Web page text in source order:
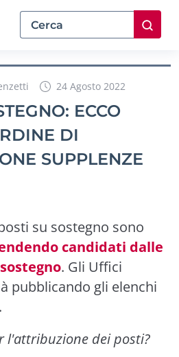
24 Agosto 2022
ECCO
DI
SUPPLENZE
su sostegno sono
candidati dalle
. Gli Uffici
pubblicando gli elenchi
l'attribuzione dei posti?